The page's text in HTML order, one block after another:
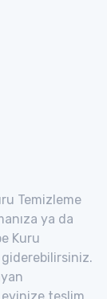
Temizleme
ya da
Kuru
giderebilirsiniz.
teslim